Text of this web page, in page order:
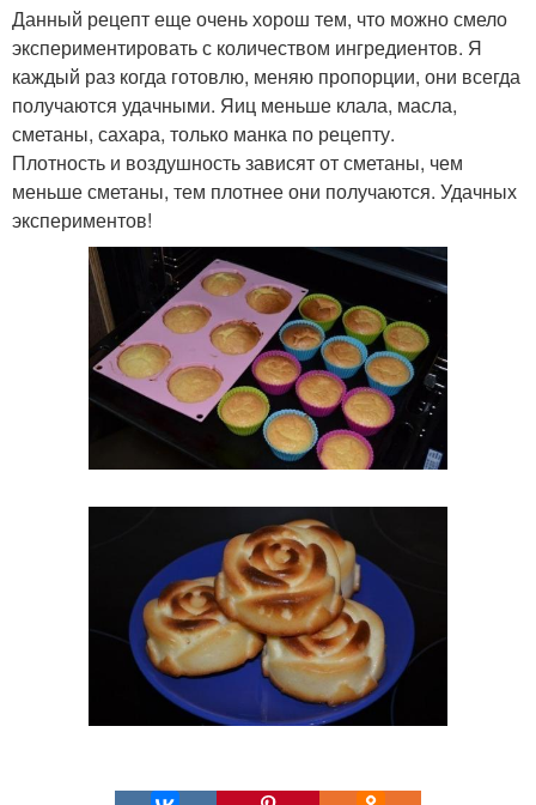
Данный рецепт еще очень хорош тем, что можно смело
экспериментировать с количеством ингредиентов. Я
каждый раз когда готовлю, меняю пропорции, они всегда
получаются удачными. Яиц меньше клала, масла,
сметаны, сахара, только манка по рецепту.
Плотность и воздушность зависят от сметаны, чем
меньше сметаны, тем плотнее они получаются. Удачных
экспериментов!